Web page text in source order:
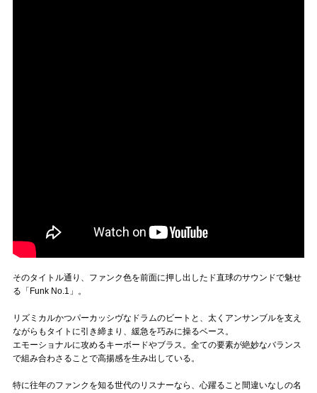
そのタイトル通り、ファンク色を前面に押し出したド直球のサウンドで魅せ
る「Funk No.1」。
リズミカルかつパーカッシヴなドラムのビートと、太くアンサンブルを支え
ながらもタイトに引き締まり、緩急を巧みに操るベース。
エモーショナルに攻めるキーボードやブラス。全ての要素が絶妙なバランス
で組み合わさることで高揚感を生み出している。
特に往年のファンクを知る世代のリスナーなら、心躍ること間違いなしの名